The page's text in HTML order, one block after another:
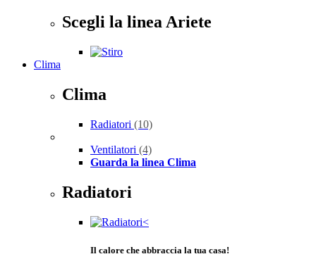
Scegli la linea Ariete
Clima
Clima
Radiatori (10)
Ventilatori (4)
Guarda la linea Clima
Radiatori
Il calore che abbraccia la tua casa!